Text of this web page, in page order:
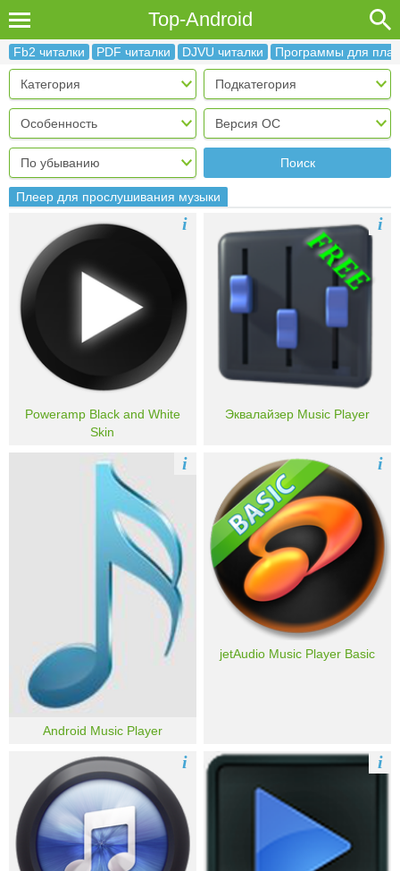
Top-Android
Fb2 читалки PDF читалки DJVU читалки Программы для
Поиск
Плеер для прослушивания музыки
Poweramp Black and White
Skin
i
Эквалайзер Music Player
i
Android Music Player
i
jetAudio Music Player Basic
i
i i